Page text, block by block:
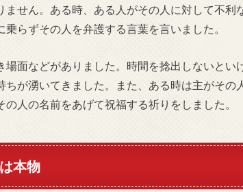
ません。ある時、ある人がその人に対して不利
乗らずその人を弁護する言葉を言いました。
場面などがありました。時間を捻出しないとい
ちが湧いてきました。また、ある時は主がその
の人の名前をあげて祝福する祈りをしました。
本物